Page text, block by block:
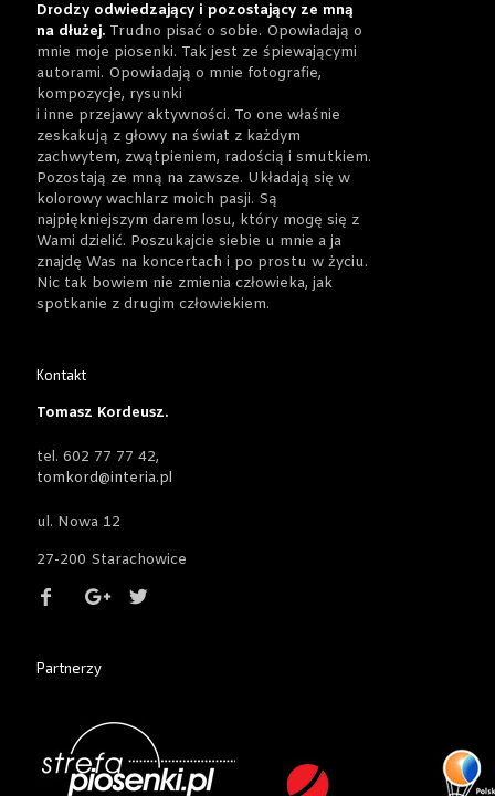
Drodzy odwiedzający i pozostający ze mną
na dłużej. Trudno pisać o sobie. Opowiadają o
mnie moje piosenki. Tak jest ze śpiewającymi
autorami. Opowiadają o mnie fotografie,
kompozycje, rysunki
i inne przejawy aktywności. To one właśnie
zeskakują z głowy na świat z każdym
zachwytem, zwątpieniem, radością i smutkiem.
Pozostają ze mną na zawsze. Układają się w
kolorowy wachlarz moich pasji. Są
najpiękniejszym darem losu, który mogę się z
Wami dzielić. Poszukajcie siebie u mnie a ja
znajdę Was na koncertach i po prostu w życiu.
Nic tak bowiem nie zmienia człowieka, jak
spotkanie z drugim człowiekiem.
Kontakt
Tomasz Kordeusz.
tel. 602 77 77 42,
tomkord@interia.pl
ul. Nowa 12
27-200 Starachowice
Partnerzy